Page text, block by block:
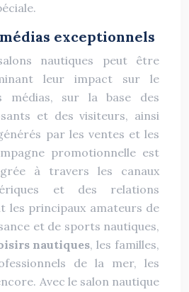
exceptionnels
nautiques peut être
leur impact sur le
médias, sur la base des
et des visiteurs, ainsi
par les ventes et les
promotionnelle est
à travers les canaux
et des relations
les principaux amateurs de
et de sports nautiques,
nautiques, les familles,
de la mer, les
Avec le salon nautique